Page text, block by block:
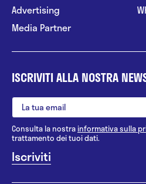
Advertising
Media Partner
ISCRIVITI ALLA NOSTRA
Consulta la nostrainformativa sulla
trattamento dei tuoi dati.